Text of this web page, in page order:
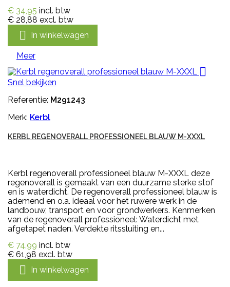
€ 34,95 incl. btw
€ 28,88 excl. btw
 In winkelwagen
Meer

Snel bekijken
Referentie: M291243
Merk: Kerbl
KERBL REGENOVERALL PROFESSIONEEL BLAUW M-XXXL
Kerbl regenoverall professioneel blauw M-XXXL deze
regenoverall is gemaakt van een duurzame sterke stof
en is waterdicht. De regenoverall professioneel blauw is
ademend en o.a. ideaal voor het ruwere werk in de
landbouw, transport en voor grondwerkers. Kenmerken
van de regenoverall professioneel: Waterdicht met
afgetapet naden. Verdekte ritssluiting en...
€ 74,99 incl. btw
€ 61,98 excl. btw
 In winkelwagen